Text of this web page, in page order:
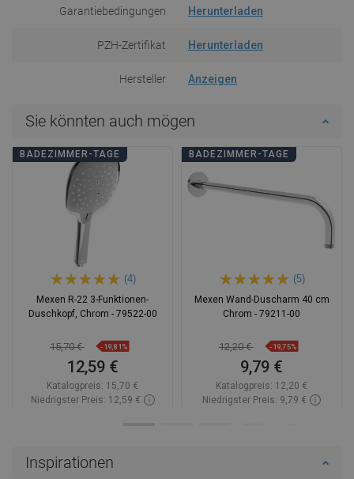
Garantiebedingungen Herunterladen
PZH-Zertifikat Herunterladen
Hersteller Anzeigen
Sie könnten auch mögen
BADEZIMMER-TAGE
(4)
Mexen R-22 3-Funktionen-
Duschkopf, Chrom - 79522-00
15,70 € -19,81%
12,59 €
Katalogpreis: 15,70 €
Niedrigster Preis: 12,59 €
BADEZIMMER-TAGE
(5)
Mexen Wand-Duscharm 40 cm
Chrom - 79211-00
12,20 € -19,75%
9,79 €
Katalogpreis: 12,20 €
Niedrigster Preis: 9,79 €
Inspirationen